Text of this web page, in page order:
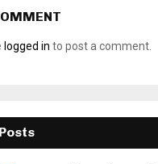
logged in to post a comment.